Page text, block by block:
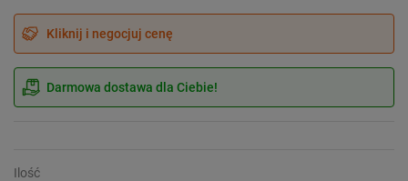
Kliknij i negocjuj cenę
Darmowa dostawa dla Ciebie!
Ilość